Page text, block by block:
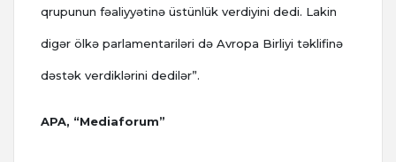
qrupunun fəaliyyətinə üstünlük verdiyini dedi. Lakin
digər ölkə parlamentariləri də Avropa Birliyi təklifinə
dəstək verdiklərini dedilər”.
APA, “Mediaforum”